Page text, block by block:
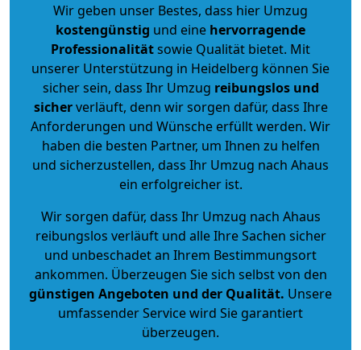
Wir geben unser Bestes, dass hier Umzug
kostengünstig und eine hervorragende
Professionalitätsowie Qualität bietet. Mit
unserer Unterstützung in Heidelberg können Sie
sicher sein, dass Ihr Umzug reibungslos und
sicherverläuft, denn wir sorgen dafür, dass Ihre
Anforderungen und Wünsche erfüllt werden. Wir
haben die besten Partner, um Ihnen zu helfen
und sicherzustellen, dass Ihr Umzug nach Ahaus
ein erfolgreicher ist.
Wir sorgen dafür, dass Ihr Umzug nach Ahaus
reibungslos verläuft und alle Ihre Sachen sicher
und unbeschadet an Ihrem Bestimmungsort
ankommen. Überzeugen Sie sich selbst von den
günstigen Angeboten und der Qualität. Unsere
umfassender Service wird Sie garantiert
überzeugen.